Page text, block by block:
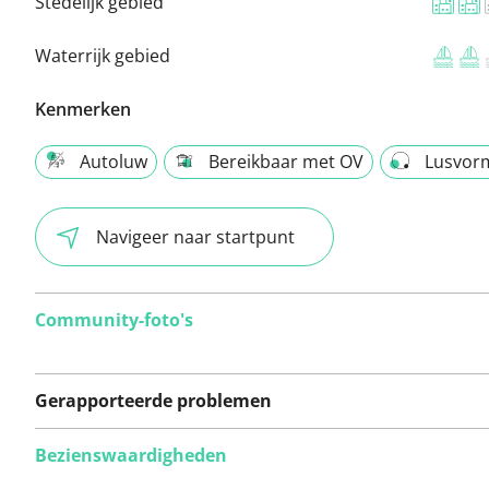
Waterrijk gebied
Kenmerken
Autoluw Bereikbaar met OV
Navigeer naar startpunt
Community-foto's
Gerapporteerde problemen
Bezienswaardigheden